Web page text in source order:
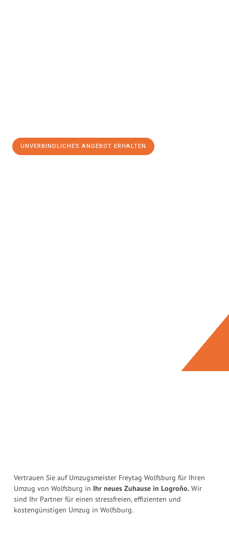
UNVERBINDLICHES ANGEBOT ERHALTEN
Vertrauen Sie auf Umzugsmeister Freytag Wolfsburg für Ihren
Umzug von Wolfsburg in Ihr neues Zuhause in Logroño. Wir
sind Ihr Partner für einen stressfreien, effizienten und
kostengünstigen Umzug in Wolfsburg.